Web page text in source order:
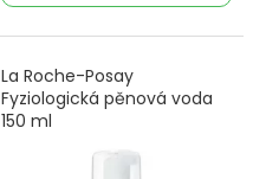
La Roche-Posay
Fyziologická pěnová voda
150 ml